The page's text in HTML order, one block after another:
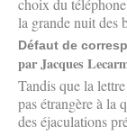
choix du
la grande nuit des
Défaut de
par Jacques
Tandis que la
pas étrangère à la
des éjaculations